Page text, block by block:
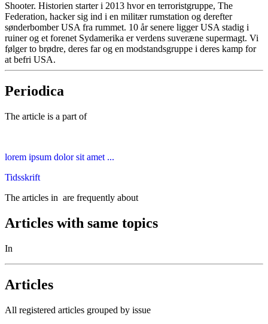
Shooter. Historien starter i 2013 hvor en terroristgruppe, The
Federation, hacker sig ind i en militær rumstation og derefter
sønderbomber USA fra rummet. 10 år senere ligger USA stadig i
ruiner og et forenet Sydamerika er verdens suveræne supermagt. Vi
følger to brødre, deres far og en modstandsgruppe i deres kamp for
at befri USA.
Periodica
The article is a part of
lorem ipsum dolor sit amet ...
Tidsskrift
The articles in are frequently about
Articles with same topics
In
Articles
All registered articles grouped by issue